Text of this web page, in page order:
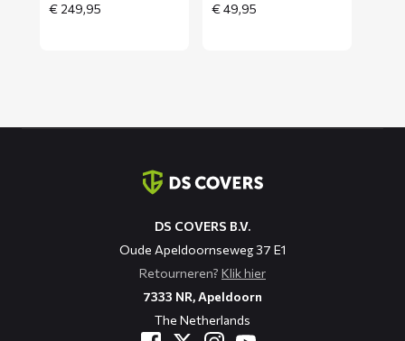
€ 249,95 €49,95
DS COVERS B.V.
Oude Apeldoornseweg 37 E1
Retourneren? Klik hier
7333 NR, Apeldoorn
The Netherlands